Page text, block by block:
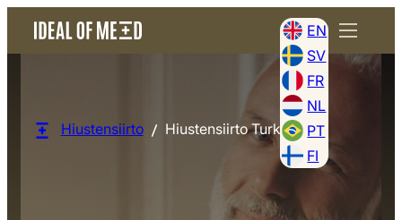
EN
SV
FR
NL
PT
FI
Hiustensiirto Hiustensiirto Turkissa